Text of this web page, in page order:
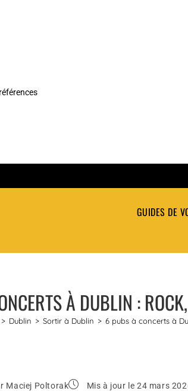
GUIDES DE
À DUBLIN :
> Dublin > Sortir à Dublin > 6 pubs à concerts à
Maciej Poltorak Mis à jour le 24 mars